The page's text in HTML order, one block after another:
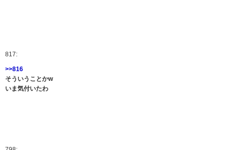
817:
>>816
そういうことかw
いま気付いたわ